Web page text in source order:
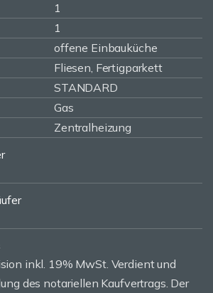
1
1
offene Einbauküche
Fliesen, Fertigparkett
STANDARD
Gas
Zentralheizung
inkl. 19% MwSt. Verdient und
des notariellen Kaufvertrags. Der